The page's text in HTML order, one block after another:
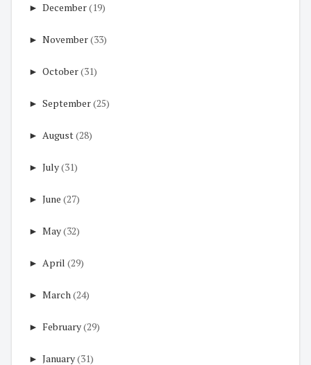
► December(19)
► November(33)
► October(31)
► September(25)
► August(28)
► July(31)
► June (27)
► May(32)
► April (29)
► March(24)
► February(29)
► January(31)